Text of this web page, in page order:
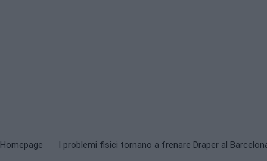
Breadcrumb
Homepage I problemi fisici tornano a frenare Draper al